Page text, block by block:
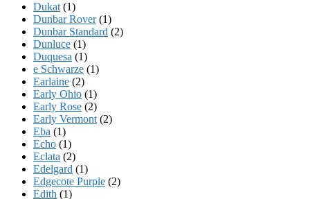
Dukat (1)
Dunbar Rover(1)
Dunbar Standard (2)
Dunluce (1)
Duquesa (1)
e Schwarze (1)
Earlaine (2)
Early Ohio (1)
Early Rose (2)
Early Vermont (2)
Eba (1)
Echo (1)
Eclata (2)
Edelgard (1)
Edgecote Purple (2)
Edith (1)